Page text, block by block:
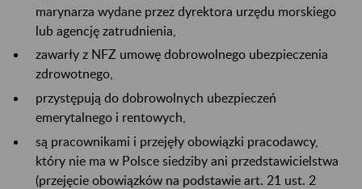
marynarza wydane przez dyrektora urzędu morskiego
lub agencję zatrudnienia,
zawarły z NFZ umowę dobrowolnego ubezpieczenia
zdrowotnego,
przystępują do dobrowolnych ubezpieczeń
emerytalnego i rentowych,
są pracownikami i przejęły obowiązki pracodawcy,
który nie ma w Polsce siedziby ani przedstawicielstwa
(przejęcie obowiązków na podstawie art. 21 ust. 2